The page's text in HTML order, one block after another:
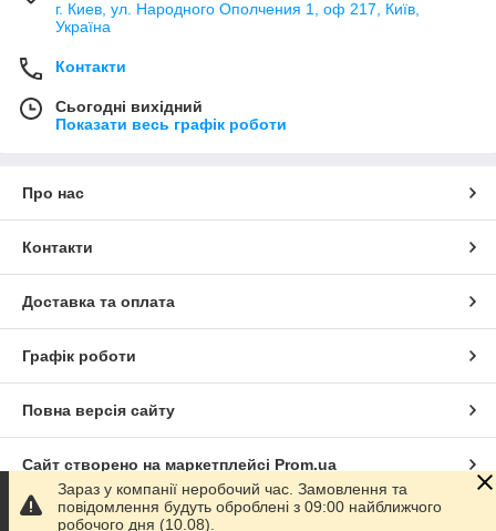
г. Киев, ул. Народного Ополчения 1, оф 217, Київ,
Україна
Контакти
Сьогодні вихідний
Показати весь графік роботи
Про нас
Контакти
Доставка та оплата
Графік роботи
Повна версія сайту
Сайт створено на маркетплейсі Prom.ua
Політика конфіденційності
Зараз у компанії неробочий час. Замовлення та
повідомлення будуть оброблені з 09:00 найближчого
робочого дня (10.08).